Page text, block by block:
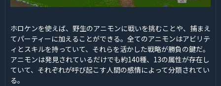
ホロケンを使えば、野生のアニモンに戦いを挑むことや、捕まえ
てパーティーに加えることができる。全てのアニモンはアビリテ
ィとスキルを持っていて、それらを活かした戦略が勝負の鍵だ。
アニモンは発見されているだけでも約140種、13の属性が存在し
ていて、それぞれが呼び起こす人間の感情によって分類されてい
る。